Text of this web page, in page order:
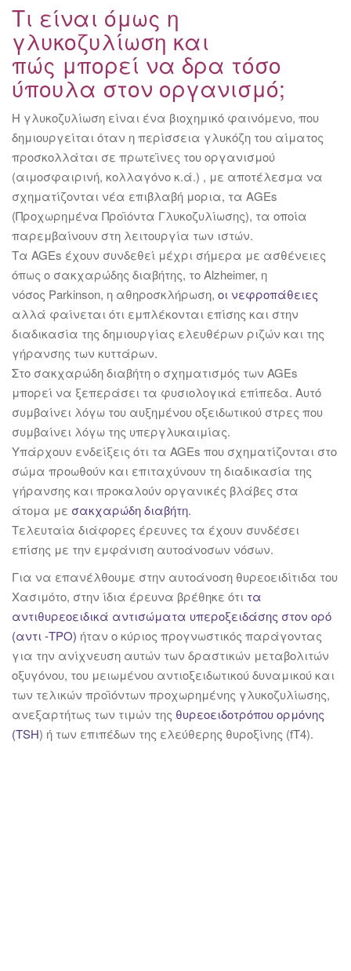
Τι είναι όμως η
γλυκοζυλίωση και
πώς μπορεί να δρα τόσο
ύπουλα στον οργανισμό;
Η γλυκοζυλίωση είναι ένα βιοχημικό φαινόμενο, που
δημιουργείται όταν η περίσσεια γλυκόζη του αίματος
προσκολλάται σε πρωτεϊνες του οργανισμού
(αιμοσφαιρινή, κολλαγόνο κ.ά.) , με αποτέλεσμα να
σχηματίζονται νέα επιβλαβή μορια, τα ΑGEs
(Προχωρημένα Προϊόντα Γλυκοζυλίωσης), τα οποία
παρεμβαίνουν στη λειτουργία των ιστών.
Τα AGEs έχουν συνδεθεί μέχρι σήμερα με ασθένειες
όπως ο σακχαρώδης διαβήτης, το Alzheimer, η
νόσος Parkinson, η αθηροσκλήρωση, οι νεφροπάθειες
αλλά φαίνεται ότι εμπλέκονται επίσης και στην
διαδικασία της δημιουργίας ελευθέρων ριζών και της
γήρανσης των κυττάρων.
Στο σακχαρώδη διαβήτη ο σχηματισμός των AGEs
μπορεί να ξεπεράσει τα φυσιολογικά επίπεδα. Αυτό
συμβαίνει λόγω του αυξημένου οξειδωτικού στρες που
συμβαίνει λόγω της υπεργλυκαιμίας.
Υπάρχουν ενδείξεις ότι τα AGEs που σχηματίζονται στο
σώμα προωθούν και επιταχύνουν τη διαδικασία της
γήρανσης και προκαλούν οργανικές βλάβες στα
άτομα με σακχαρώδη διαβήτη.
Τελευταία διάφορες έρευνες τα έχουν συνδέσει
επίσης με την εμφάνιση αυτοάνοσων νόσων.
Για να επανέλθουμε στην αυτοάνοση θυρεοειδίτιδα του
Χασιμότο, στην ίδια έρευνα βρέθηκε ότι τα
αντιθυρεοειδικά αντισώματα υπεροξειδάσης στον ορό
(αντι -ΤΡΟ) ήταν ο κύριος προγνωστικός παράγοντας
για την ανίχνευση αυτών των δραστικών μεταβολιτών
οξυγόνου, του μειωμένου αντιοξειδωτικού δυναμικού και
των τελικών προϊόντων προχωρημένης γλυκοζυλίωσης,
ανεξαρτήτως των τιμών της θυρεοειδοτρόπου ορμόνης
(TSH) ή των επιπέδων της ελεύθερης θυροξίνης (fT4).